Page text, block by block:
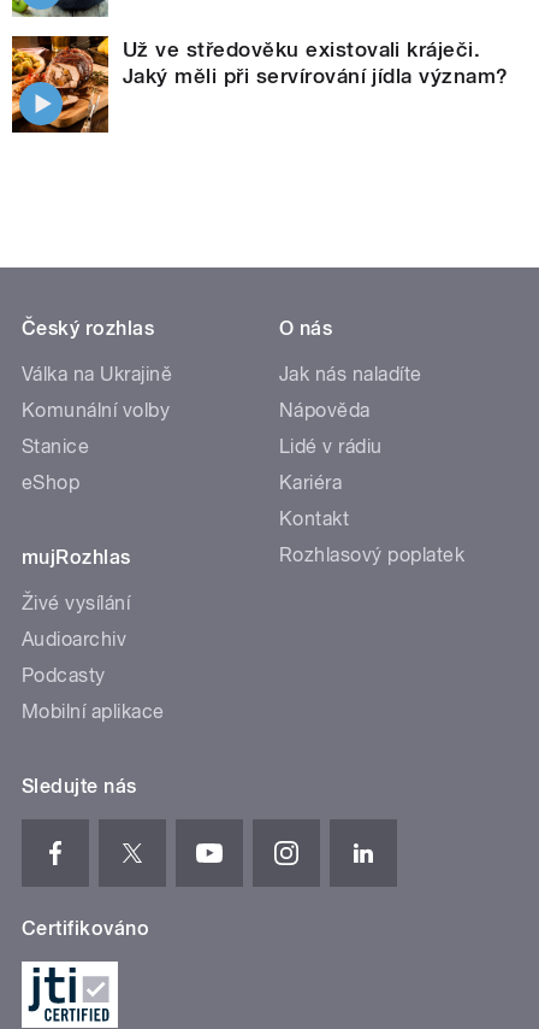
Už ve středověku existovali kráječi.
Jaký měli při servírování jídla význam?
Český rozhlas
Válka na Ukrajině
Komunální volby
Stanice
eShop
mujRozhlas
Živé vysílání
Audioarchiv
Podcasty
Mobilní aplikace
O nás
Jak nás naladíte
Nápověda
Lidé v rádiu
Kariéra
Kontakt
Rozhlasový poplatek
Sledujte nás
Certifikováno